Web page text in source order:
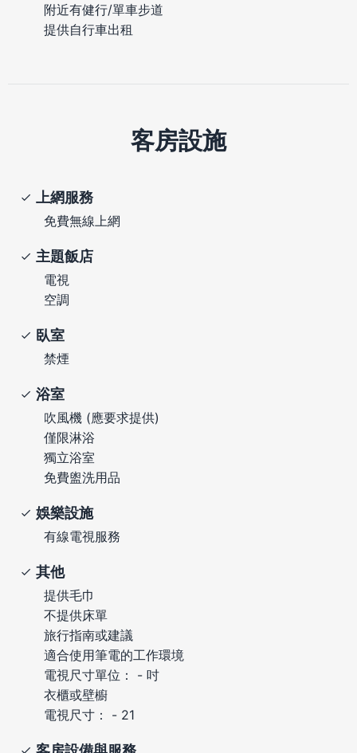
附近有健行/單車步道
提供自行車出租
客房設施
上網服務
免費無線上網
主題飯店
電視
空調
臥室
禁煙
浴室
吹風機 (應要求提供)
僅限淋浴
獨立浴室
免費盥洗用品
娛樂設施
有線電視服務
其他
提供毛巾
不提供床單
旅行指南或建議
適合使用筆電的工作環境
電視尺寸單位： - 吋
衣櫃或壁櫥
電視尺寸： - 21